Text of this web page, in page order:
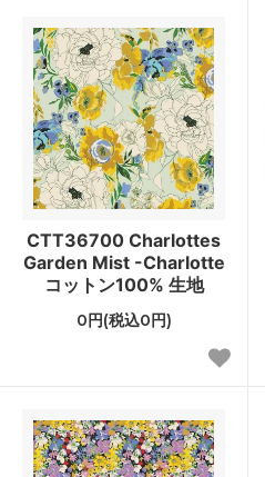
CTT36700 Charlottes
Garden Mist -Charlotte
コットン100% 生地
0円(税込0円)